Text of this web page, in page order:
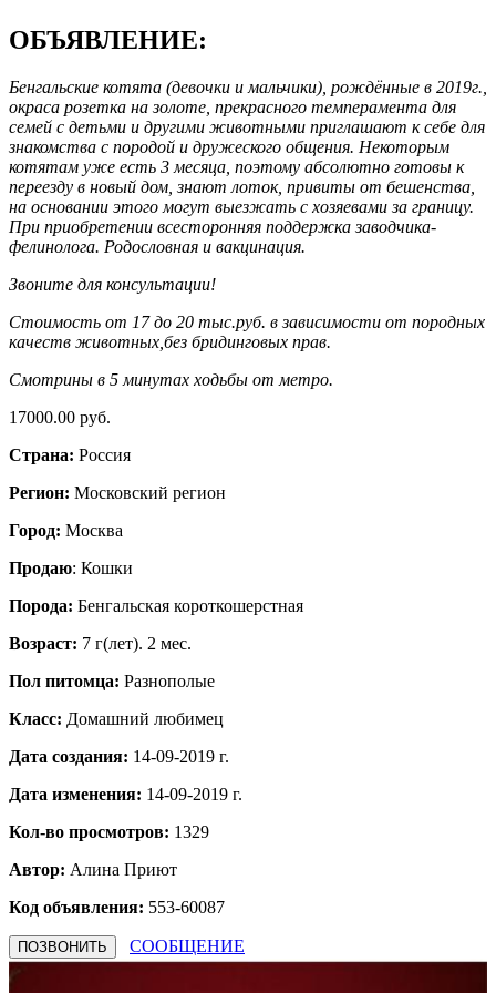
ОБЪЯВЛЕНИЕ:
Бенгальские котята (девочки и мальчики), рождённые в 2019г.,
окраса розетка на золоте, прекрасного темперамента для
семей с детьми и другими животными приглашают к себе для
знакомства с породой и дружеского общения. Некоторым
котятам уже есть 3 месяца, поэтому абсолютно готовы к
переезду в новый дом, знают лоток, привиты от бешенства,
на основании этого могут выезжать с хозяевами за границу.
При приобретении всесторонняя поддержка заводчика-
фелинолога. Родословная и вакцинация.
Звоните для консультации!
Стоимость от 17 до 20 тыс.руб. в зависимости от породных
качеств животных,без бридинговых прав.
Смотрины в 5 минутах ходьбы от метро.
17000.00 руб.
Страна: Россия
Регион: Московский регион
Город: Москва
Продаю: Кошки
Порода: Бенгальская короткошерстная
Возраст: 7 г(лет). 2 мес.
Пол питомца: Разнополые
Класс: Домашний любимец
Дата создания: 14-09-2019 г.
Дата изменения: 14-09-2019 г.
Кол-во просмотров: 1329
Автор: Алина Приют
Код объявления: 553-60087
ПОЗВОНИТЬ СООБЩЕНИЕ